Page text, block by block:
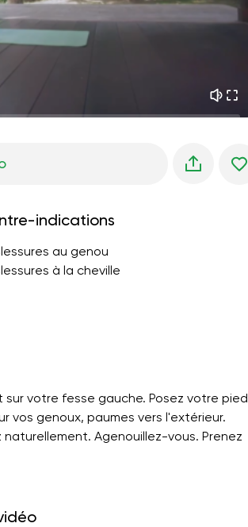
de mer 02:00
indications
au genou
à la cheville
votre fesse gauche. Posez votre pied
vos genoux, paumes vers l'extérieur.
Agenouillez-vous. Prenez